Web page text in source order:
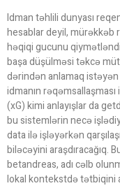
Idman təhlili dunyası
hesablar deyil, mürəkkəb
həqiqi gucunu
başa düşülməsi təkcə
dərindən anlamaq
idmanın
(xG) kimi anlayışlar da
bu sistemlərin necə
data ilə işləyərkən
biləcəyini araşdıracağıq.
betandreas, adı cəlb
lokal kontekstdə tətbiqini